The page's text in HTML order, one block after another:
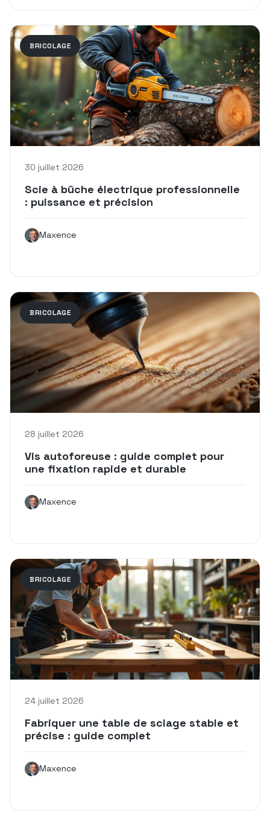
BRICOLAGE
30 juillet 2026
Scie à bûche électrique professionnelle
: puissance et précision
Maxence
BRICOLAGE
28 juillet 2026
Vis autoforeuse : guide complet pour
une fixation rapide et durable
Maxence
BRICOLAGE
24 juillet 2026
Fabriquer une table de sciage stable et
précise : guide complet
Maxence